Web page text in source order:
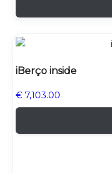
iBerço inside
€ 7,103.00